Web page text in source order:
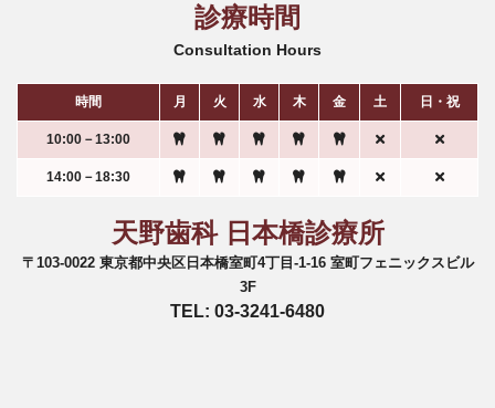
診療時間
Consultation Hours
時間 月 火 水 木 金 土 日・祝
10:00－13:00
14:00－18:30
天野歯科 日本橋診療所
〒103-0022 東京都中央区日本橋室町4丁目-1-16 室町フェニックスビル
3F
TEL: 03-3241-6480